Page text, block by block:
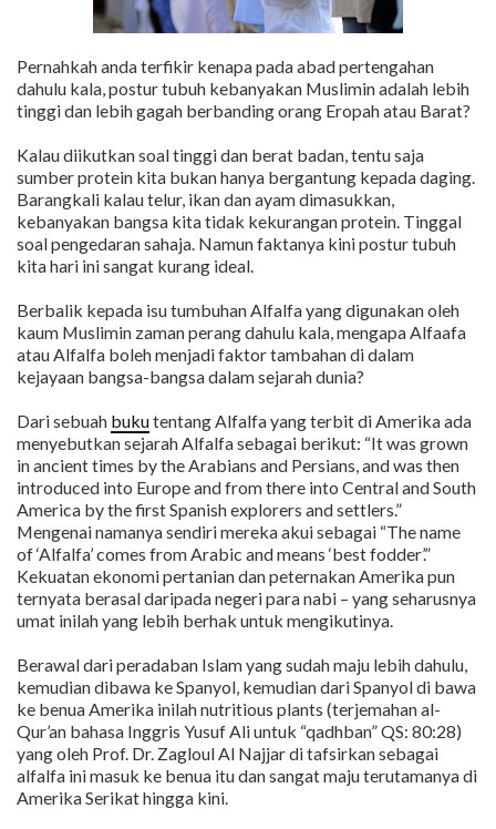
Pernahkah anda terfikir kenapa pada abad pertengahan
dahulu kala, postur tubuh kebanyakan Muslimin adalah lebih
tinggi dan lebih gagah berbanding orang Eropah atau Barat?
Kalau diikutkan soal tinggi dan berat badan, tentu saja
sumber protein kita bukan hanya bergantung kepada daging.
Barangkali kalau telur, ikan dan ayam dimasukkan,
kebanyakan bangsa kita tidak kekurangan protein. Tinggal
soal pengedaran sahaja. Namun faktanya kini postur tubuh
kita hari ini sangat kurang ideal.
Berbalik kepada isu tumbuhan Alfalfa yang digunakan oleh
kaum Muslimin zaman perang dahulu kala, mengapa Alfaafa
atau Alfalfa boleh menjadi faktor tambahan di dalam
kejayaan bangsa-bangsa dalam sejarah dunia?
Dari sebuah bukutentang Alfalfa yang terbit di Amerika ada
menyebutkan sejarah Alfalfa sebagai berikut: “It was grown
in ancient times by the Arabians and Persians, and was then
introduced into Europe and from there into Central and South
America by the first Spanish explorers and settlers.”
Mengenai namanya sendiri mereka akui sebagai “The name
of ‘Alfalfa’ comes from Arabic and means ‘best fodder’.”
Kekuatan ekonomi pertanian dan peternakan Amerika pun
ternyata berasal daripada negeri para nabi – yang seharusnya
umat inilah yang lebih berhak untuk mengikutinya.
Berawal dari peradaban Islam yang sudah maju lebih dahulu,
kemudian dibawa ke Spanyol, kemudian dari Spanyol di bawa
ke benua Amerika inilah nutritious plants (terjemahan al-
Qur’an bahasa Inggris Yusuf Ali untuk “qadhban” QS: 80:28)
yang oleh Prof. Dr. Zagloul Al Najjar di tafsirkan sebagai
alfalfa ini masuk ke benua itu dan sangat maju terutamanya di
Amerika Serikat hingga kini.